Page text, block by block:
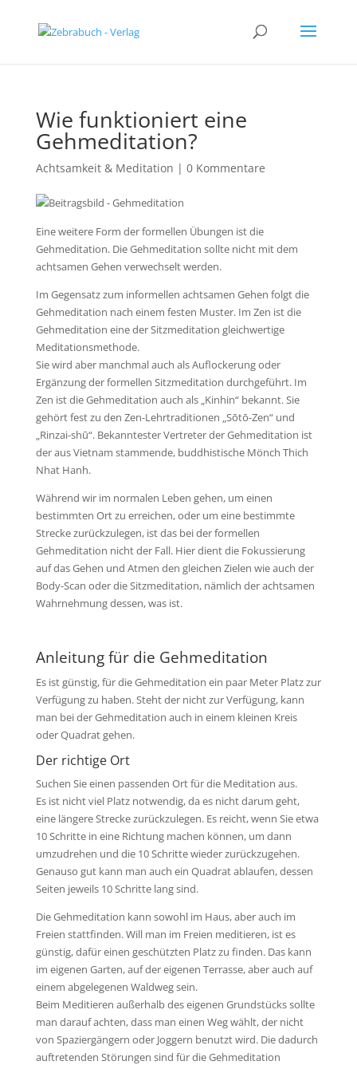
Wie funktioniert eine
Gehmeditation?
Achtsamkeit & Meditation | 0 Kommentare
Eine weitere Form der formellen Übungen ist die
Gehmeditation. Die Gehmeditation sollte nicht mit dem
achtsamen Gehen verwechselt werden.
Im Gegensatz zum informellen achtsamen Gehen folgt die
Gehmeditation nach einem festen Muster. Im Zen ist die
Gehmeditation eine der Sitzmeditation gleichwertige
Meditationsmethode.
Sie wird aber manchmal auch als Auflockerung oder
Ergänzung der formellen Sitzmeditation durchgeführt. Im
Zen ist die Gehmeditation auch als „Kinhin“ bekannt. Sie
gehört fest zu den Zen-Lehrtraditionen „Sōtō-Zen“ und
„Rinzai-shū“. Bekanntester Vertreter der Gehmeditation ist
der aus Vietnam stammende, buddhistische Mönch Thich
Nhat Hanh.
Während wir im normalen Leben gehen, um einen
bestimmten Ort zu erreichen, oder um eine bestimmte
Strecke zurückzulegen, ist das bei der formellen
Gehmeditation nicht der Fall. Hier dient die Fokussierung
auf das Gehen und Atmen den gleichen Zielen wie auch der
Body-Scan oder die Sitzmeditation, nämlich der achtsamen
Wahrnehmung dessen, was ist.
Anleitung für die Gehmeditation
Es ist günstig, für die Gehmeditation ein paar Meter Platz zur
Verfügung zu haben. Steht der nicht zur Verfügung, kann
man bei der Gehmeditation auch in einem kleinen Kreis
oder Quadrat gehen.
Der richtige Ort
Suchen Sie einen passenden Ort für die Meditation aus.
Es ist nicht viel Platz notwendig, da es nicht darum geht,
eine längere Strecke zurückzulegen. Es reicht, wenn Sie etwa
10 Schritte in eine Richtung machen können, um dann
umzudrehen und die 10 Schritte wieder zurückzugehen.
Genauso gut kann man auch ein Quadrat ablaufen, dessen
Seiten jeweils 10 Schritte lang sind.
Die Gehmeditation kann sowohl im Haus, aber auch im
Freien stattfinden. Will man im Freien meditieren, ist es
günstig, dafür einen geschützten Platz zu finden. Das kann
im eigenen Garten, auf der eigenen Terrasse, aber auch auf
einem abgelegenen Waldweg sein.
Beim Meditieren außerhalb des eigenen Grundstücks sollte
man darauf achten, dass man einen Weg wählt, der nicht
von Spaziergängern oder Joggern benutzt wird. Die dadurch
auftretenden Störungen sind für die Gehmeditation